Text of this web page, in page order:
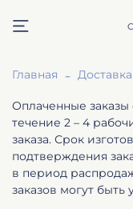
Главная Доставка
Оплаченные заказы
течение 2 – 4
заказа. Срок
подтверждения
в период
заказов могут быть